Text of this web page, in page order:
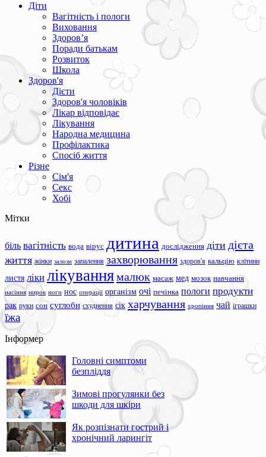
Діти
Вагітність і пологи
Виховання
Здоров’я
Поради батькам
Розвиток
Школа
Здоров'я
Дієти
Здоров'я чоловіків
Лікар відповідає
Лікування
Народна медицина
Профілактика
Спосіб життя
Різне
Сім'я
Секс
Хобі
Мітки
біль вагітність вода вірус дитина дослідження діти дієта
життя жінки залози запалення захворювання здоров'я кальцію клітини
листя ліки лікуваннямалюк масаж мед мозок навчання
насіння нирок ноги нос операції організм очі печінка пологи продукти
рак руки сон суглоби схуднення сік харчування хропіння чай іграшки
їжа
Інформер
Головні симптоми
безпліддя
Зимові прогулянки без
шкоди для шкіри
Як розпізнати гострий і
хронічний ларингіт